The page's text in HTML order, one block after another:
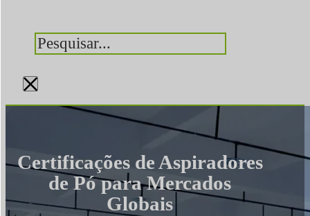
Pesquisar
×
Certificações de Aspiradores
de Pó para Mercados
Globais